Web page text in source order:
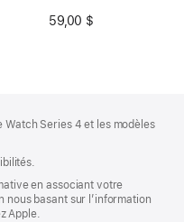
59,00 $
Watch Series 4 et les modèles
en associant votre
nous basant sur l’information
Apple.